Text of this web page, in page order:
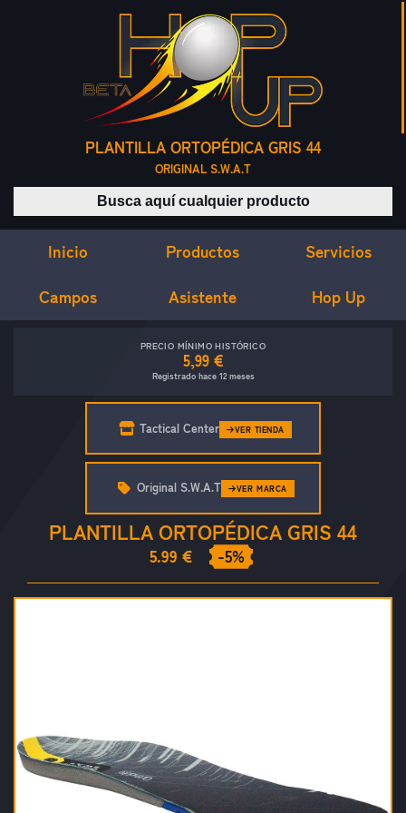
PLANTILLA ORTOPÉDICA GRIS 44
ORIGINAL S.W.A.T
Buscar productos
Inicio Productos Servicios
Campos Asistente Hop Up
PRECIO MÍNIMO HISTÓRICO
5,99 €
Registrado hace 12 meses
Tactical Center VER TIENDA
PLANTILLA ORTOPÉDICA GRIS 44
5.99 € -5%
Original S.W.A.T VER MARCA